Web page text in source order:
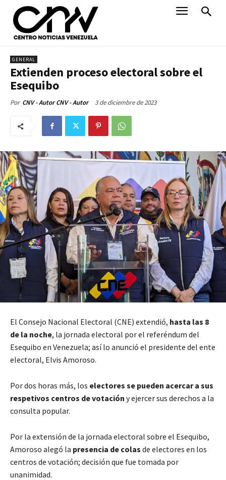
GENERAL
Extienden proceso electoral sobre el
Esequibo
Por CNV - Autor CNV - Autor 3 de diciembre de 2023
El Consejo Nacional Electoral (CNE) extendió, hasta las 8
de la noche, la jornada electoral por el referéndum del
Esequibo en Venezuela; así lo anunció el presidente del ente
electoral, Elvis Amoroso.
Por dos horas más, los electores se pueden acercar a sus
respetivos centros de votación y ejercer sus derechos a la
consulta popular.
Por la extensión de la jornada electoral sobre el Esequibo,
Amoroso alegó la presencia de colas de electores en los
centros de votación; decisión que fue tomada por
unanimidad.